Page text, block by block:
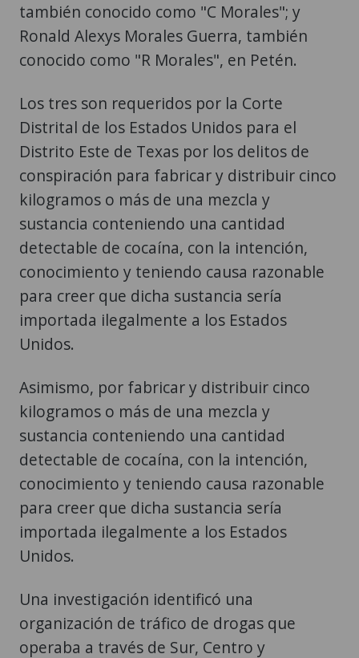
también conocido como "C Morales"; y
Ronald Alexys Morales Guerra, también
conocido como "R Morales", en Petén.
Los tres son requeridos por la Corte
Distrital de los Estados Unidos para el
Distrito Este de Texas por los delitos de
conspiración para fabricar y distribuir cinco
kilogramos o más de una mezcla y
sustancia conteniendo una cantidad
detectable de cocaína, con la intención,
conocimiento y teniendo causa razonable
para creer que dicha sustancia sería
importada ilegalmente a los Estados
Unidos.
Asimismo, por fabricar y distribuir cinco
kilogramos o más de una mezcla y
sustancia conteniendo una cantidad
detectable de cocaína, con la intención,
conocimiento y teniendo causa razonable
para creer que dicha sustancia sería
importada ilegalmente a los Estados
Unidos.
Una investigación identificó una
organización de tráfico de drogas que
operaba a través de Sur, Centro y